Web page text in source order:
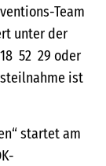
Team
unter der
52 29 oder
ist
startet am